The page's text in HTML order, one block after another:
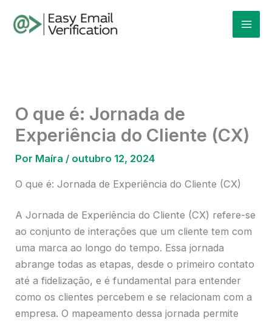
para
O que é: Jornada de
Experiência do Cliente (CX)
Por Maíra / outubro 12, 2024
O que é: Jornada de Experiência do Cliente (CX)
A Jornada de Experiência do Cliente (CX) refere-se
ao conjunto de interações que um cliente tem com
uma marca ao longo do tempo. Essa jornada
abrange todas as etapas, desde o primeiro contato
até a fidelização, e é fundamental para entender
como os clientes percebem e se relacionam com a
empresa. O mapeamento dessa jornada permite